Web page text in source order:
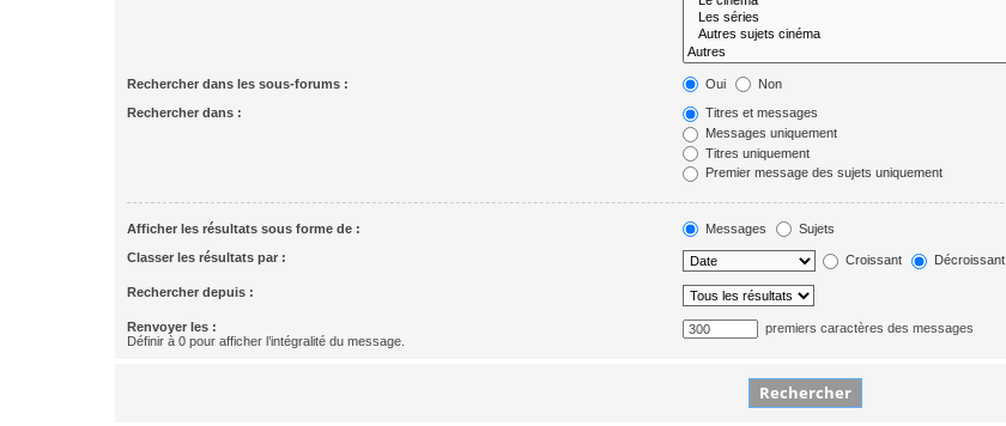
Rechercher dans les sous-forums : Oui Non
Rechercher dans :
Titres et messages
Messages uniquement
Titres uniquement
Premier message des sujets uniquement
Afficher les résultats sous forme de : Messages Sujets
Classer les résultats par : Croissant Décroissant
Rechercher depuis :
Renvoyer les :
Définir à 0 pour afficher l’intégralité du message.
premiers caractères des messages